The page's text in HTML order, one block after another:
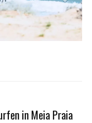
in Meia Praia